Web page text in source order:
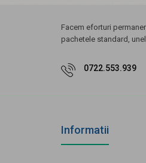
Facem eforturi
pachetele standard,
0722.553.939
Informatii